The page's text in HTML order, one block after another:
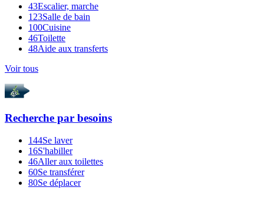
43Escalier, marche
123Salle de bain
100Cuisine
46Toilette
48Aide aux transferts
Voir tous
Recherche par besoins
144Se laver
16S'habiller
46Aller aux toilettes
60Se transférer
80Se déplacer